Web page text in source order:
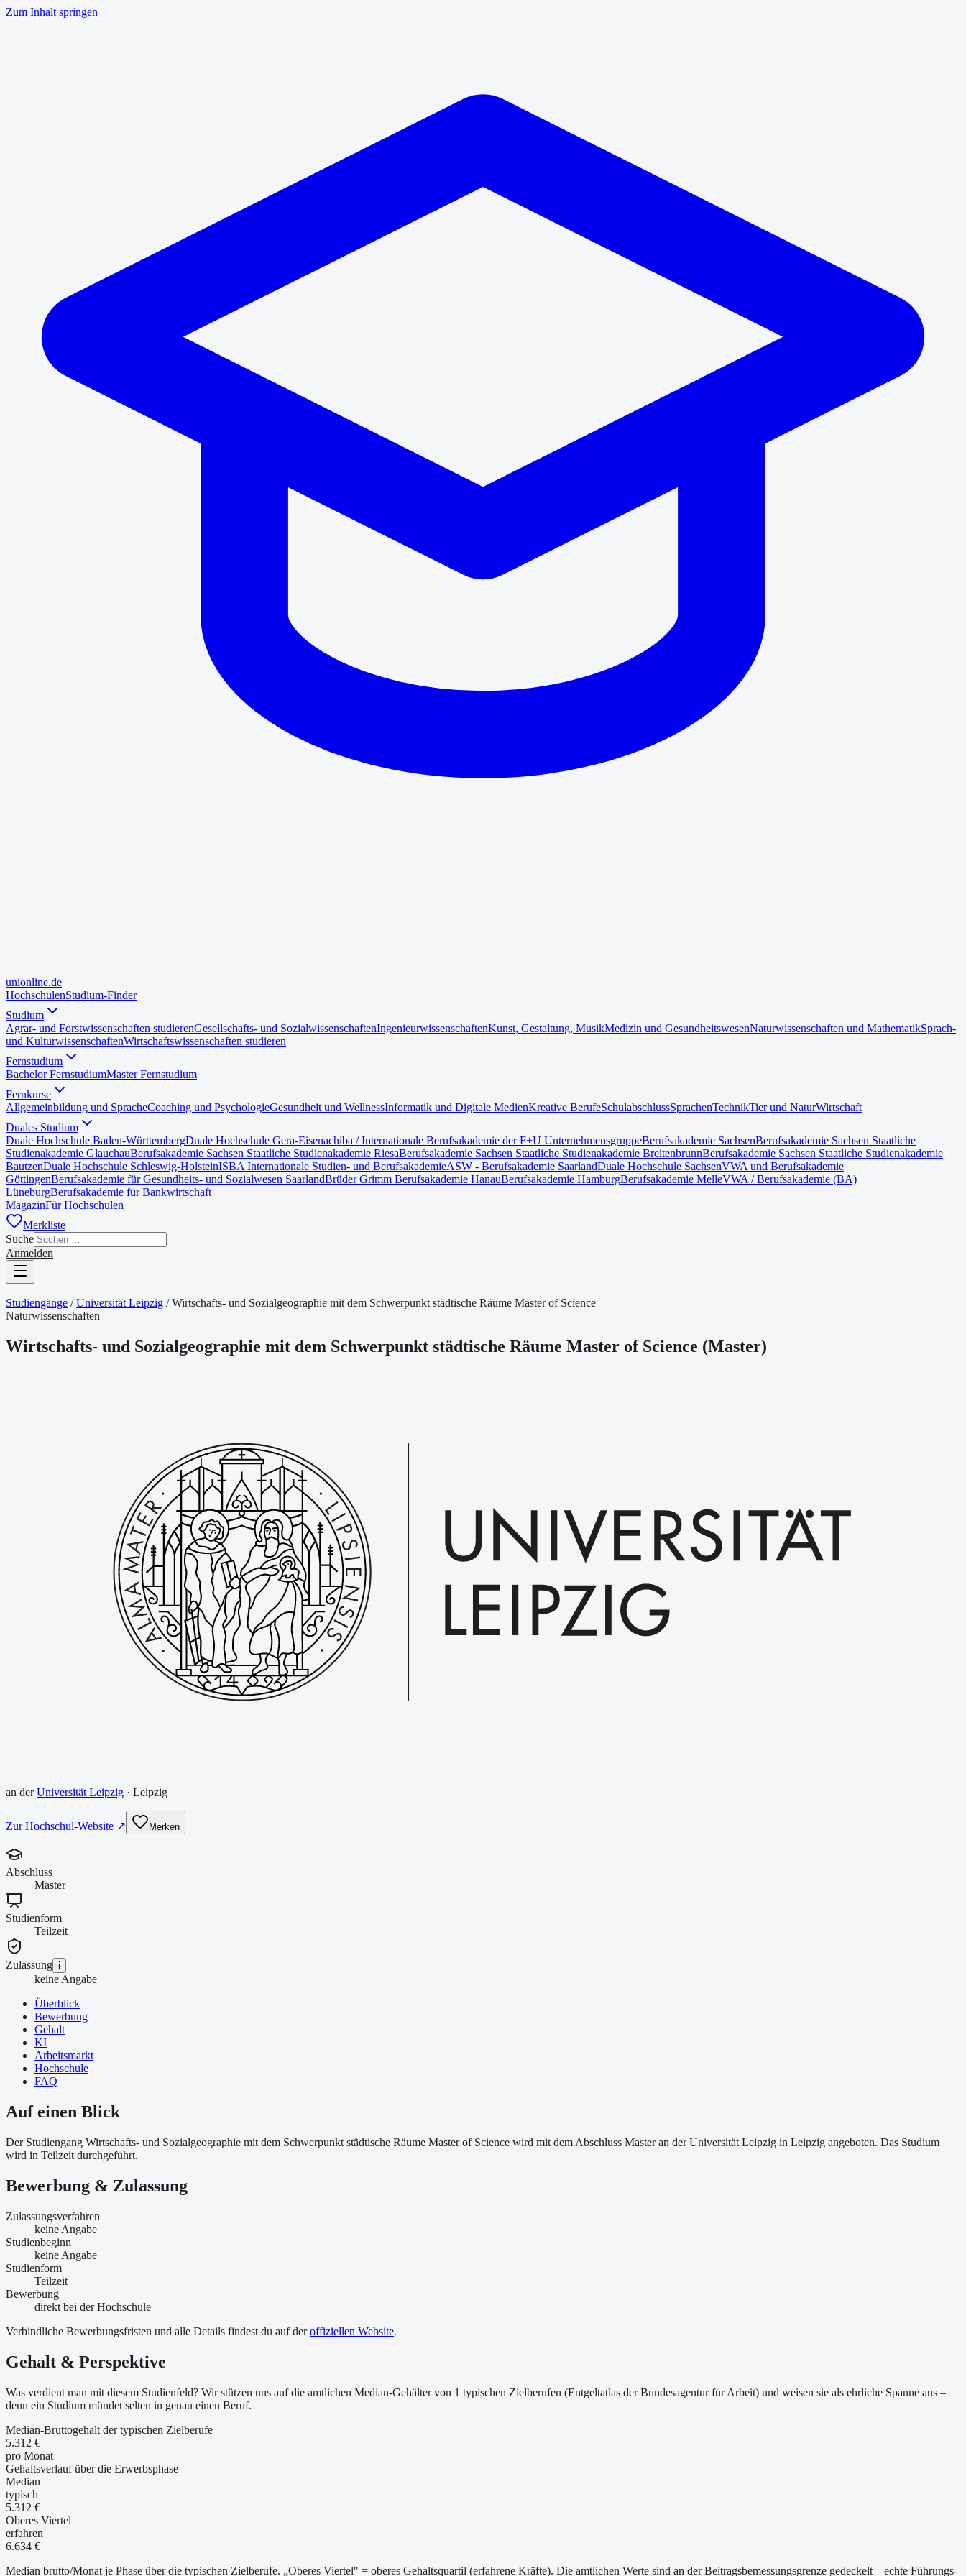
Zum Inhalt springen
unionline.de
HochschulenStudium-Finder
Studium
Agrar- und Forstwissenschaften studierenGesellschafts- und SozialwissenschaftenIngenieurwissenschaftenKunst, Gestaltung, MusikMedizin und GesundheitswesenNaturwissenschaften und MathematikSprach-
und KulturwissenschaftenWirtschaftswissenschaften studieren
Fernstudium
Bachelor FernstudiumMaster Fernstudium
Fernkurse
Allgemeinbildung und SpracheCoaching und PsychologieGesundheit und WellnessInformatik und Digitale MedienKreative BerufeSchulabschlussSprachenTechnikTier und NaturWirtschaft
Duales Studium
Duale Hochschule Baden-WürttembergDuale Hochschule Gera-Eisenachiba / Internationale Berufsakademie der F+U UnternehmensgruppeBerufsakademie SachsenBerufsakademie Sachsen Staatliche
Studienakademie GlauchauBerufsakademie Sachsen Staatliche Studienakademie RiesaBerufsakademie Sachsen Staatliche Studienakademie BreitenbrunnBerufsakademie Sachsen Staatliche Studienakademie
BautzenDuale Hochschule Schleswig-HolsteinISBA Internationale Studien- und BerufsakademieASW - Berufsakademie SaarlandDuale Hochschule SachsenVWA und Berufsakademie
GöttingenBerufsakademie für Gesundheits- und Sozialwesen SaarlandBrüder Grimm Berufsakademie HanauBerufsakademie HamburgBerufsakademie MelleVWA / Berufsakademie (BA)
LüneburgBerufsakademie für Bankwirtschaft
MagazinFür Hochschulen
Merkliste
Suche
Anmelden
Studiengänge / Universität Leipzig /Wirtschafts- und Sozialgeographie mit dem Schwerpunkt städtische Räume Master of Science
Naturwissenschaften
Wirtschafts- und Sozialgeographie mit dem Schwerpunkt städtische Räume Master of Science (Master)
an derUniversität Leipzig · Leipzig
Zur Hochschul-Website ↗ Merken
Abschluss
Master
Studienform
Teilzeit
Zulassung i
keine Angabe
Überblick
Bewerbung
Gehalt
KI
Arbeitsmarkt
Hochschule
FAQ
Auf einen Blick
Der Studiengang Wirtschafts- und Sozialgeographie mit dem Schwerpunkt städtische Räume Master of Science wird mit dem Abschluss Master an der Universität Leipzig in Leipzig angeboten. Das Studium
wird in Teilzeit durchgeführt.
Bewerbung & Zulassung
Zulassungsverfahren
keine Angabe
Studienbeginn
keine Angabe
Studienform
Teilzeit
Bewerbung
direkt bei der Hochschule
Verbindliche Bewerbungsfristen und alle Details findest du auf der offiziellen Website.
Gehalt & Perspektive
Was verdient man mit diesem Studienfeld? Wir stützen uns auf die amtlichen Median-Gehälter von 1 typischen Zielberufen (Entgeltatlas der Bundesagentur für Arbeit) und weisen sie als ehrliche Spanne aus –
denn ein Studium mündet selten in genau einen Beruf.
Median-Bruttogehalt der typischen Zielberufe
5.312 €
pro Monat
Gehaltsverlauf über die Erwerbsphase
Median
typisch
5.312 €
Oberes Viertel
erfahren
6.634 €
Median brutto/Monat je Phase über die typischen Zielberufe. „Oberes Viertel" = oberes Gehaltsquartil (erfahrene Kräfte). Die amtlichen Werte sind an der Beitragsbemessungsgrenze gedeckelt – echte Führungs-